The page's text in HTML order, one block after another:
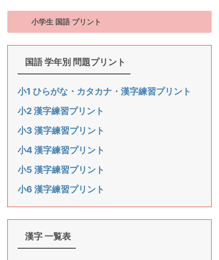
小学生 国語 プリント
国語 学年別 問題プリント
小1 ひらがな・カタカナ・漢字練習プリント
小2 漢字練習プリント
小3 漢字練習プリント
小4 漢字練習プリント
小5 漢字練習プリント
小6 漢字練習プリント
漢字 一覧表